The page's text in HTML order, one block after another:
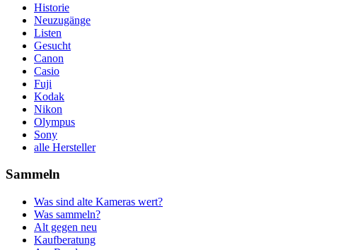
Historie
Neuzugänge
Listen
Gesucht
Canon
Casio
Fuji
Kodak
Nikon
Olympus
Sony
alle Hersteller
Sammeln
Was sind alte Kameras wert?
Was sammeln?
Alt gegen neu
Kaufberatung